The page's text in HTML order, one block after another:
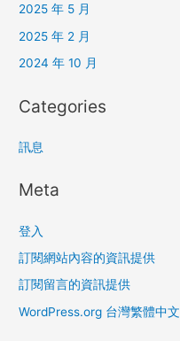
2025 年 5 月
2025 年 2 月
2024 年 10 月
Categories
訊息
Meta
登入
訂閱網站內容的資訊提供
訂閱留言的資訊提供
WordPress.org 台灣繁體中文